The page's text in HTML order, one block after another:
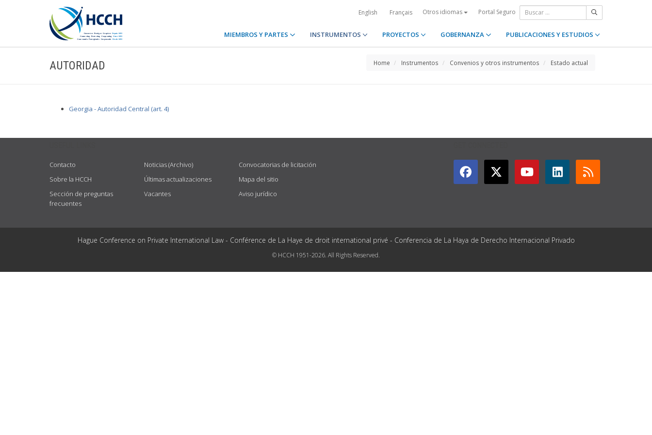
English Français Otros idiomas Portal Seguro
MIEMBROS Y PARTES INSTRUMENTOS PROYECTOS GOBERNANZA PUBLICACIONES Y ESTUDIOS
AUTORIDAD Home Instrumentos Convenios y otros instrumentos Estado actual
Georgia - Autoridad Central (art. 4)
Contacto
Sobre la HCCH
Sección de preguntas
frecuentes
Noticias (Archivo)
Últimas actualizaciones
Vacantes
Convocatorias de licitación
Mapa del sitio
Aviso jurídico
Hague Conference on Private International Law - Conférence de La Haye de droit international privé - Conferencia de La Haya de Derecho Internacional Privado
© HCCH 1951-2026. All Rights Reserved.